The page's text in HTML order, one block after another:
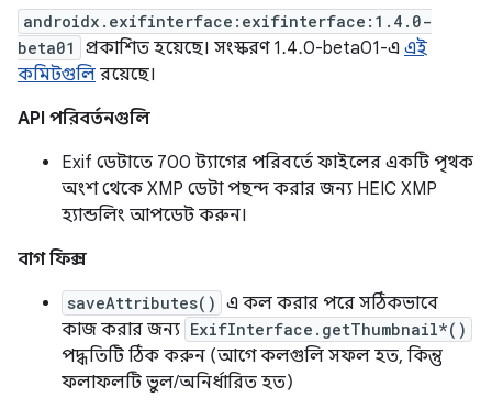
androidx.exifinterface:exifinterface:1.4.0-
beta01
প্রকাশিত হয়েছে। সংস্করণ 1.4.0-beta01-এ এই
কমিটগুলি রয়েছে।
API পরিবর্তনগুলি
Exif ডেটাতে 700 ট্যাগের পরিবর্তে ফাইলের একটি পৃথক
অংশ থেকে XMP ডেটা পছন্দ করার জন্য HEIC XMP
হ্যান্ডলিং আপডেট করুন।
বাগ ফিক্স
saveAttributes() এ কল করার পরে সঠিকভাবে
কাজ করার জন্য ExifInterface.getThumbnail*()
পদ্ধতিটি ঠিক করুন (আগে কলগুলি সফল হত, কিন্তু
ফলাফলটি ভুল/অনির্ধারিত হত)